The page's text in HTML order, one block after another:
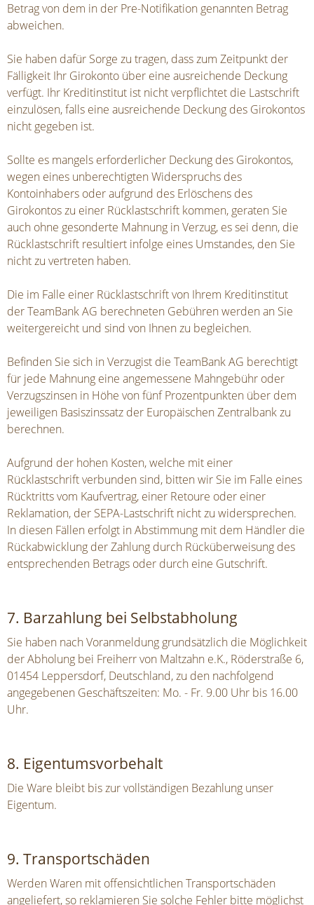
Betrag von dem in der Pre-Notifikation genannten Betrag
abweichen.
Sie haben dafür Sorge zu tragen, dass zum Zeitpunkt der
Fälligkeit Ihr Girokonto über eine ausreichende Deckung
verfügt. Ihr Kreditinstitut ist nicht verpflichtet die Lastschrift
einzulösen, falls eine ausreichende Deckung des Girokontos
nicht gegeben ist.
Sollte es mangels erforderlicher Deckung des Girokontos,
wegen eines unberechtigten Widerspruchs des
Kontoinhabers oder aufgrund des Erlöschens des
Girokontos zu einer Rücklastschrift kommen, geraten Sie
auch ohne gesonderte Mahnung in Verzug, es sei denn, die
Rücklastschrift resultiert infolge eines Umstandes, den Sie
nicht zu vertreten haben.
Die im Falle einer Rücklastschrift von Ihrem Kreditinstitut
der TeamBank AG berechneten Gebühren werden an Sie
weitergereicht und sind von Ihnen zu begleichen.
Befinden Sie sich in Verzugist die TeamBank AG berechtigt
für jede Mahnung eine angemessene Mahngebühr oder
Verzugszinsen in Höhe von fünf Prozentpunkten über dem
jeweiligen Basiszinssatz der Europäischen Zentralbank zu
berechnen.
Aufgrund der hohen Kosten, welche mit einer
Rücklastschrift verbunden sind, bitten wir Sie im Falle eines
Rücktritts vom Kaufvertrag, einer Retoure oder einer
Reklamation, der SEPA-Lastschrift nicht zu widersprechen.
In diesen Fällen erfolgt in Abstimmung mit dem Händler die
Rückabwicklung der Zahlung durch Rücküberweisung des
entsprechenden Betrags oder durch eine Gutschrift.
7. Barzahlung bei Selbstabholung
Sie haben nach Voranmeldung grundsätzlich die Möglichkeit
der Abholung bei Freiherr von Maltzahn e.K., Röderstraße 6,
01454 Leppersdorf, Deutschland, zu den nachfolgend
angegebenen Geschäftszeiten: Mo. - Fr. 9.00 Uhr bis 16.00
Uhr.
8. Eigentumsvorbehalt
Die Ware bleibt bis zur vollständigen Bezahlung unser
Eigentum.
9. Transportschäden
Werden Waren mit offensichtlichen Transportschäden
angeliefert, so reklamieren Sie solche Fehler bitte möglichst